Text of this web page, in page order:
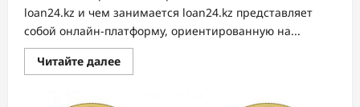
loan24.kz и чем занимается loan24.kz представляет
собой онлайн-платформу, ориентированную на...
Читайте далееПрочитать
больше